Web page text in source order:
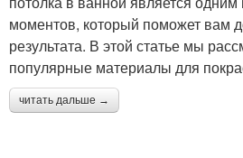
моментов, который поможет вам
результата. В этой статье мы
популярные материалы для
читать дальше →